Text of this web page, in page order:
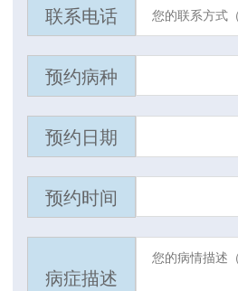
联系电话
预约病种
预约日期
预约时间
病症描述